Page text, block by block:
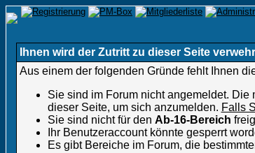
Ihnen wird der Zutritt zu dieser Seite
Aus einem der folgenden Gründe fehlt Ihnen
Sie sind im Forum nicht angemeldet.
dieser Seite, um sich anzumelden. Falls
Sie sind nicht für den Ab-16-Bereich
Ihr Benutzeraccount könnte gesperrt
Es gibt Bereiche im Forum, die